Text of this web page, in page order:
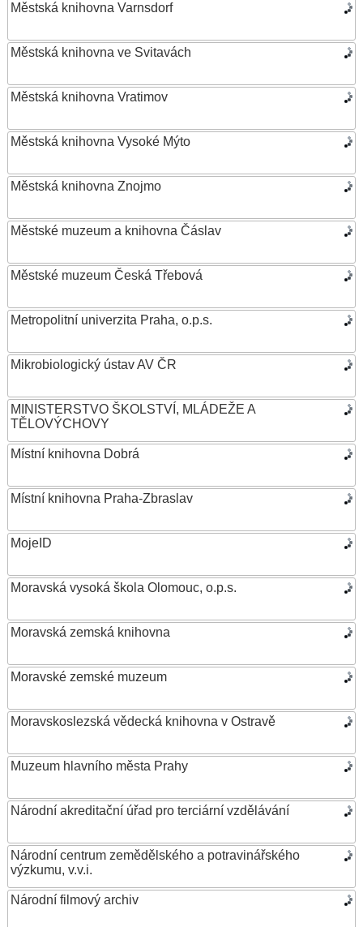
Městská knihovna Varnsdorf
Městská knihovna ve Svitavách
Městská knihovna Vratimov
Městská knihovna Vysoké Mýto
Městská knihovna Znojmo
Městské muzeum a knihovna Čáslav
Městské muzeum Česká Třebová
Metropolitní univerzita Praha, o.p.s.
Mikrobiologický ústav AV ČR
MINISTERSTVO ŠKOLSTVÍ, MLÁDEŽE A
TĚLOVÝCHOVY
Místní knihovna Dobrá
Místní knihovna Praha-Zbraslav
MojeID
Moravská vysoká škola Olomouc, o.p.s.
Moravská zemská knihovna
Moravské zemské muzeum
Moravskoslezská vědecká knihovna v Ostravě
Muzeum hlavního města Prahy
Národní akreditační úřad pro terciární vzdělávání
Národní centrum zemědělského a potravinářského
výzkumu, v.v.i.
Národní filmový archiv